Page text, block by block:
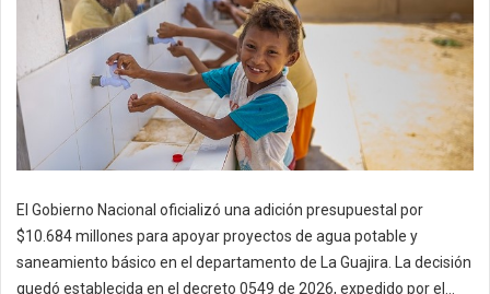
El Gobierno Nacional oficializó una adición presupuestal por
$10.684 millones para apoyar proyectos de agua potable y
saneamiento básico en el departamento de La Guajira. La decisión
quedó establecida en el decreto 0549 de 2026, expedido por el...